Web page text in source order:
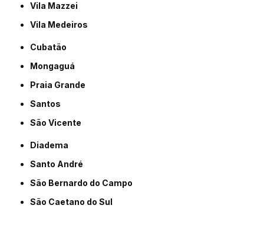
Vila Mazzei
Vila Medeiros
Cubatão
Mongaguá
Praia Grande
Santos
São Vicente
Diadema
Santo André
São Bernardo do Campo
São Caetano do Sul